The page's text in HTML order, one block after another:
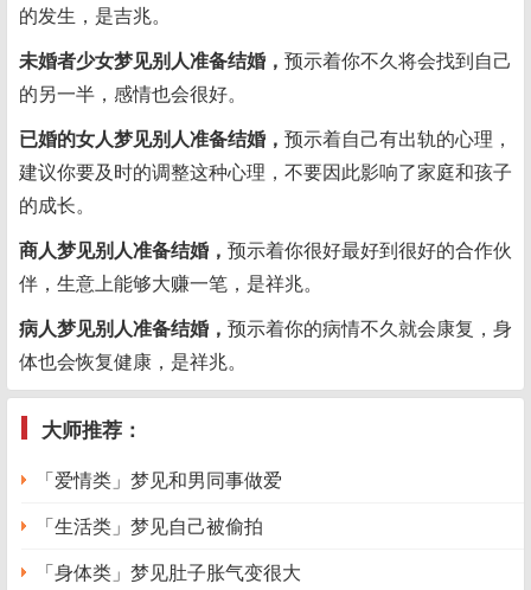
的发生，是吉兆。
未婚者少女梦见别人准备结婚， 预示着你不久将会找到自己
的另一半，感情也会很好。
已婚的女人梦见别人准备结婚， 预示着自己有出轨的心理，
建议你要及时的调整这种心理，不要因此影响了家庭和孩子
的成长。
商人梦见别人准备结婚， 预示着你很好最好到很好的合作伙
伴，生意上能够大赚一笔，是祥兆。
病人梦见别人准备结婚， 预示着你的病情不久就会康复，身
体也会恢复健康，是祥兆。
大师推荐：
「爱情类」梦见和男同事做爱
「生活类」梦见自己被偷拍
「身体类」梦见肚子胀气变很大